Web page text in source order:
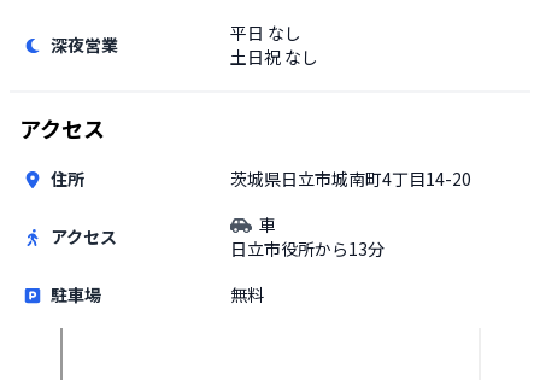
深夜営業 平日 なし
土日祝 なし
アクセス
住所 茨城県日立市城南町4丁目14-20
アクセス
車
日立市役所から13分
駐車場
無料